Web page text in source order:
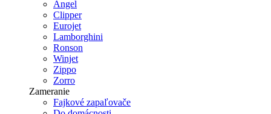
Angel
Clipper
Eurojet
Lamborghini
Ronson
Winjet
Zippo
Zorro
Zameranie
Fajkové zapaľovače